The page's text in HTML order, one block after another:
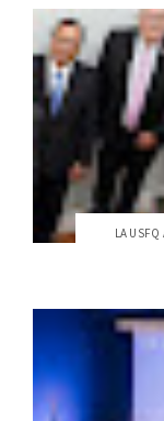
LA USFQ